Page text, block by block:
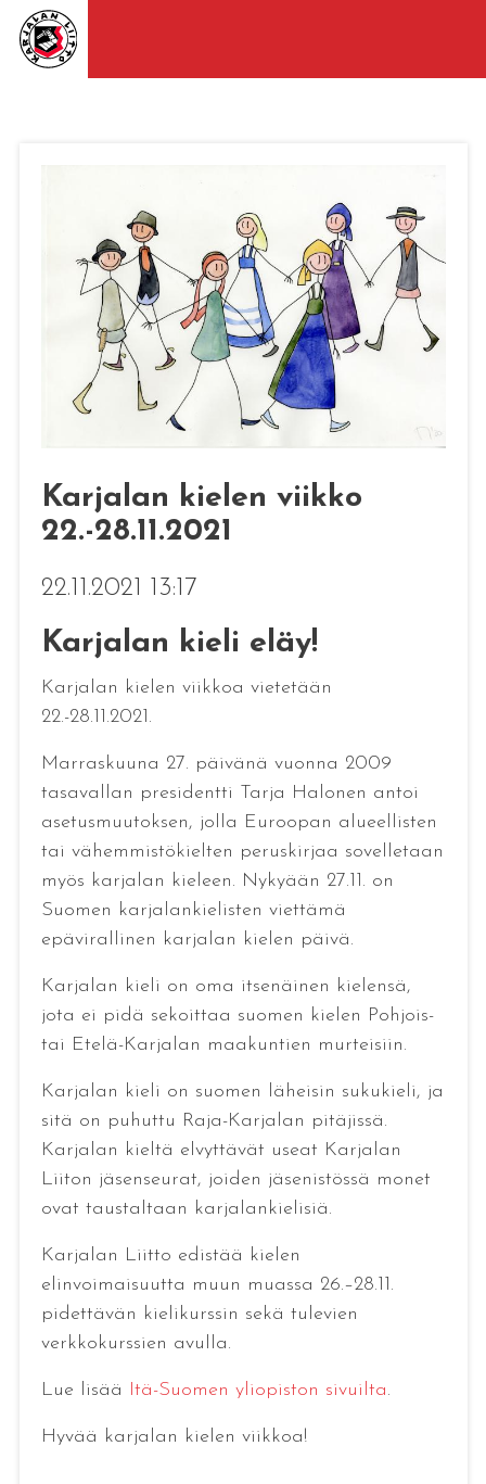
Karjalan kielen viikko
22.-28.11.2021
22.11.2021 13:17
Karjalan kieli eläy!
Karjalan kielen viikkoa vietetään
22.-28.11.2021.
Marraskuuna 27. päivänä vuonna 2009
tasavallan presidentti Tarja Halonen antoi
asetusmuutoksen, jolla Euroopan alueellisten
tai vähemmistökielten peruskirjaa sovelletaan
myös karjalan kieleen. Nykyään 27.11. on
Suomen karjalankielisten viettämä
epävirallinen karjalan kielen päivä.
Karjalan kieli on oma itsenäinen kielensä,
jota ei pidä sekoittaa suomen kielen Pohjois-
tai Etelä-Karjalan maakuntien murteisiin.
Karjalan kieli on suomen läheisin sukukieli, ja
sitä on puhuttu Raja-Karjalan pitäjissä.
Karjalan kieltä elvyttävät useat Karjalan
Liiton jäsenseurat, joiden jäsenistössä monet
ovat taustaltaan karjalankielisiä.
Karjalan Liitto edistää kielen
elinvoimaisuutta muun muassa 26.–28.11.
pidettävän kielikurssin sekä tulevien
verkkokurssien avulla.
Lue lisää Itä-Suomen yliopiston sivuilta.
Hyvää karjalan kielen viikkoa!